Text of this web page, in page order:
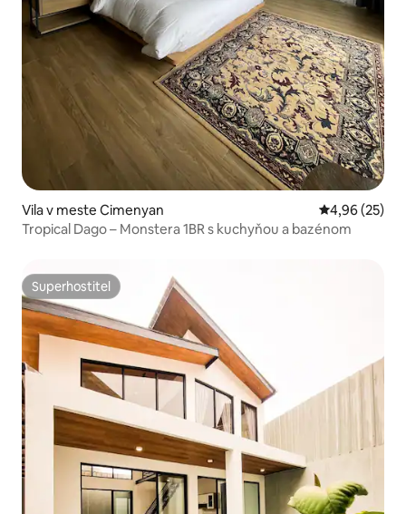
Vila v meste Cimenyan Priemerné
4,96 (25)
Tropical Dago – Monstera 1BR s kuchyňou a bazénom
Superhostiteľ
Superhostiteľ